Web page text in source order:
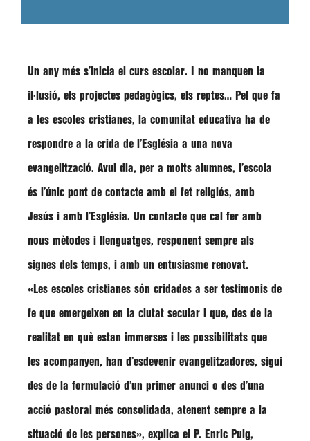
Un any més s’inicia el curs escolar. I no manquen la
il·lusió, els projectes pedagògics, els reptes… Pel que fa
a les escoles cristianes, la comunitat educativa ha de
respondre a la crida de l’Església a una nova
evangelització. Avui dia, per a molts alumnes, l’escola
és l’únic pont de contacte amb el fet religiós, amb
Jesús i amb l’Església. Un contacte que cal fer amb
nous mètodes i llenguatges, responent sempre als
signes dels temps, i amb un entusiasme renovat.
«Les escoles cristianes són cridades a ser testimonis de
fe que emergeixen en la ciutat secular i que, des de la
realitat en què estan immerses i les possibilitats que
les acompanyen, han d’esdevenir evangelitzadores, sigui
des de la formulació d’un primer anunci o des d’una
acció pastoral més consolidada, atenent sempre a la
situació de les persones», explica el P. Enric Puig,